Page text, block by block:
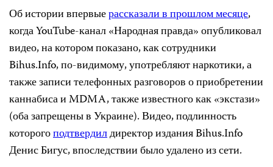
Об истории впервыерассказали в прошлом месяце,
когда YouTube-канал «Народная правда» опубликовал
видео, на котором показано, как сотрудники
Bihus.Info, по-видимому, употребляют наркотики, а
также записи телефонных разговоров о приобретении
каннабиса и MDMA, также известного как «экстази»
(оба запрещены в Украине). Видео, подлинность
которогоподтвердилдиректор издания Bihus.Info
Денис Бигус, впоследствии было удалено из сети.